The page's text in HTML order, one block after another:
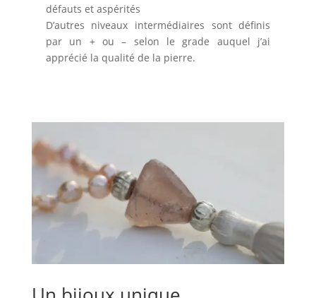
défauts et aspérités
D’autres niveaux intermédiaires sont définis
par un + ou – selon le grade auquel j’ai
apprécié la qualité de la pierre.